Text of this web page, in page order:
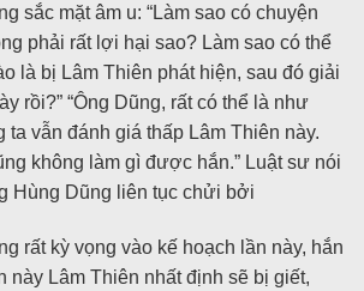
sắc mặt âm u: “Làm sao có chuyện
phải rất lợi hại sao? Làm sao có thể
là bị Lâm Thiên phát hiện, sau đó giải
rồi?” “Ông Dũng, rất có thể là như
ta vẫn đánh giá thấp Lâm Thiên này.
không làm gì được hắn.” Luật sư nói
Hùng Dũng liên tục chửi bởi
rất kỳ vọng vào kế hoạch lần này, hắn
này Lâm Thiên nhất định sẽ bị giết,